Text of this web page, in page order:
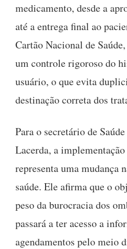
medicamento, desde a
até a entrega final ao
Cartão Nacional de
um controle rigoroso do
usuário, o que evita
destinação correta dos
Para o secretário de
Lacerda, a
representa uma mudança
saúde. Ele afirma que o
peso da burocracia dos
passará a ter acesso a
agendamentos pelo meio